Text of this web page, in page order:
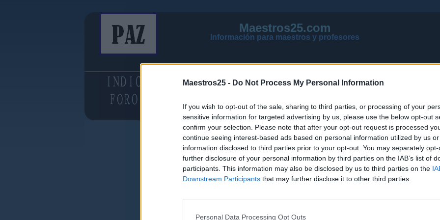
Maestros25 - Do Not Process My Personal Information
If you wish to opt-out of the sale, sharing to third parties, or processing of your
sensitive information for targeted advertising by us, please use the below opt-out
confirm your selection. Please note that after your opt-out request is processed
continue seeing interest-based ads based on personal information utilized by us
information disclosed to third parties prior to your opt-out. You may separately
further disclosure of your personal information by third parties on the IAB’s list of
participants. This information may also be disclosed by us to third parties on the
Downstream Participants that may further disclose it to other third parties.
Personal Data Processing Opt Outs
Maestros25.com
Información para maestros y profesores
VER MENSAJES NUEVOS DE TODOS LOS FOROS
NOTICIAS ACTUALIZADAS OPOSICIONES 2026
NOTICIAS